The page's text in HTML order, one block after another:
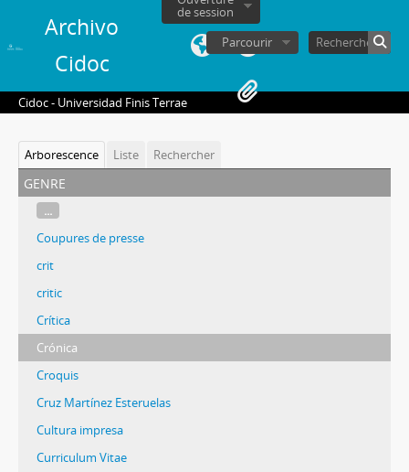
Archivo
Cidoc
de session
Parcourir
Cidoc - Universidad Finis Terrae
Arborescence Liste Rechercher
genre
...
Coupures de presse
crit
critic
Crítica
Crónica
Croquis
Cruz Martínez Esteruelas
Cultura impresa
Curriculum Vitae